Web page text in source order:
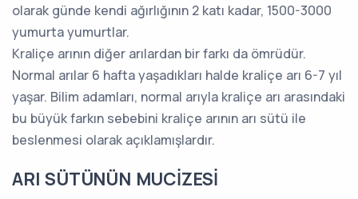
olarak günde kendi ağırlığının 2 katı kadar, 1500-3000
yumurta yumurtlar.
Kraliçe arının diğer arılardan bir farkı da ömrüdür.
Normal arılar 6 hafta yaşadıkları halde kraliçe arı 6-7 yıl
yaşar. Bilim adamları, normal arıyla kraliçe arı arasındaki
bu büyük farkın sebebini kraliçe arının arı sütü ile
beslenmesi olarak açıklamışlardır.
ARI SÜTÜNÜN MUCİZESİ